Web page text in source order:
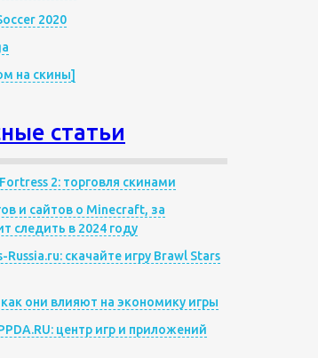
2020
на скины]
статьи
2: торговля скинами
и сайтов о Minecraft, за
следить в 2024 году
скачайте игру Brawl Stars
как они влияют на экономику игры
центр игр и приложений